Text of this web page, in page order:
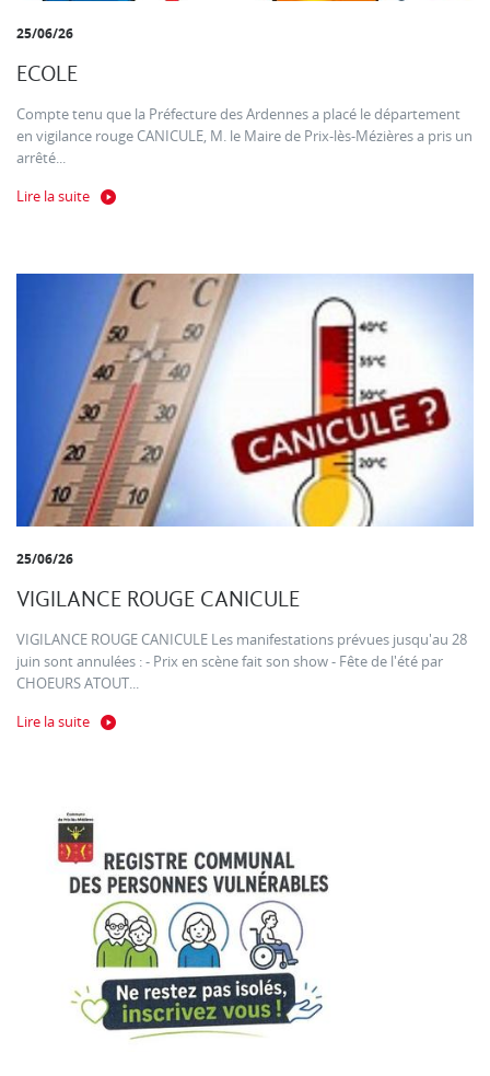
25/06/26
ECOLE
Compte tenu que la Préfecture des Ardennes a placé le département
en vigilance rouge CANICULE, M. le Maire de Prix-lès-Mézières a pris un
arrêté...
Lire la suite
25/06/26
VIGILANCE ROUGE CANICULE
VIGILANCE ROUGE CANICULE Les manifestations prévues jusqu'au 28
juin sont annulées : - Prix en scène fait son show - Fête de l'été par
CHOEURS ATOUT...
Lire la suite